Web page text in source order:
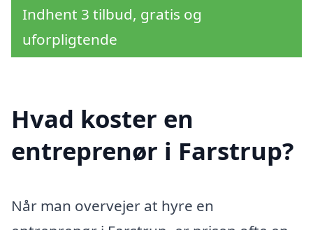
Indhent 3 tilbud, gratis og
uforpligtende
Hvad koster en
entreprenør i Farstrup?
Når man overvejer at hyre en